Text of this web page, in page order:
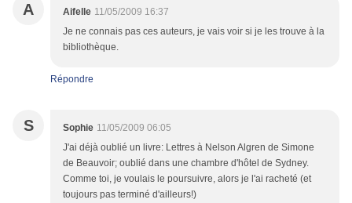
A Aifelle 11/05/2009 16:37
Je ne connais pas ces auteurs, je vais voir si je les trouve à la
bibliothèque.
Répondre
S Sophie 11/05/2009 06:05
J'ai déjà oublié un livre: Lettres à Nelson Algren de Simone
de Beauvoir; oublié dans une chambre d'hôtel de Sydney.
Comme toi, je voulais le poursuivre, alors je l'ai racheté (et
toujours pas terminé d'ailleurs!)